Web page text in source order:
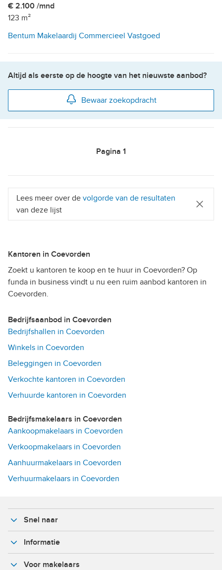
€ 2.100 /mnd
123 m²
Bentum Makelaardij Commercieel Vastgoed
Altijd als eerste op de hoogte van het nieuwste aanbod?
Bewaar zoekopdracht
Pagina 1
Lees meer over de volgorde van de resultaten
van deze lijst
Kantoren in Coevorden
Zoekt u kantoren te koop en te huur in Coevorden? Op
funda in business vindt u nu een ruim aanbod kantoren in
Coevorden.
Bedrijfsaanbod in Coevorden
Bedrijfshallen in Coevorden
Winkels in Coevorden
Beleggingen in Coevorden
Verkochte kantoren in Coevorden
Verhuurde kantoren in Coevorden
Bedrijfsmakelaars in Coevorden
Aankoopmakelaars in Coevorden
Verkoopmakelaars in Coevorden
Aanhuurmakelaars in Coevorden
Verhuurmakelaars in Coevorden
Snel naar
Informatie
Voor makelaars